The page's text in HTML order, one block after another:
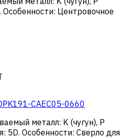
. Особенности: Центровочное
CAEC05-0660
металл: K (чугун), Р
: 5D. Особенности: Сверло для